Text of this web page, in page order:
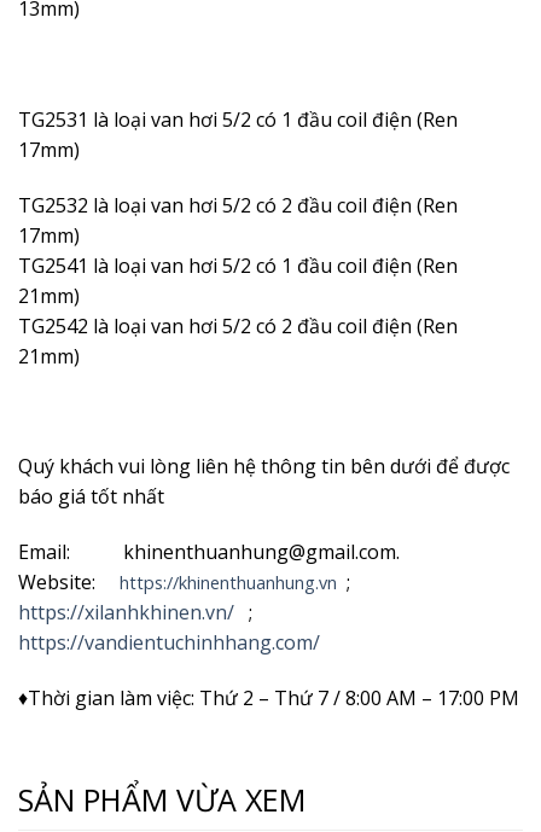
13mm)
TG2531 là loại van hơi 5/2 có 1 đầu coil điện (Ren
17mm)
TG2532 là loại van hơi 5/2 có 2 đầu coil điện (Ren
17mm)
TG2541 là loại van hơi 5/2 có 1 đầu coil điện (Ren
21mm)
TG2542 là loại van hơi 5/2 có 2 đầu coil điện (Ren
21mm)
Quý khách vui lòng liên hệ thông tin bên dưới để được
báo giá tốt nhất
Email: khinenthuanhung@gmail.com.
Website: https://khinenthuanhung.vn ;
https://xilanhkhinen.vn/ ;
https://vandientuchinhhang.com/
♦Thời gian làm việc: Thứ 2 – Thứ 7 / 8:00 AM – 17:00 PM
SẢN PHẨM VỪA XEM